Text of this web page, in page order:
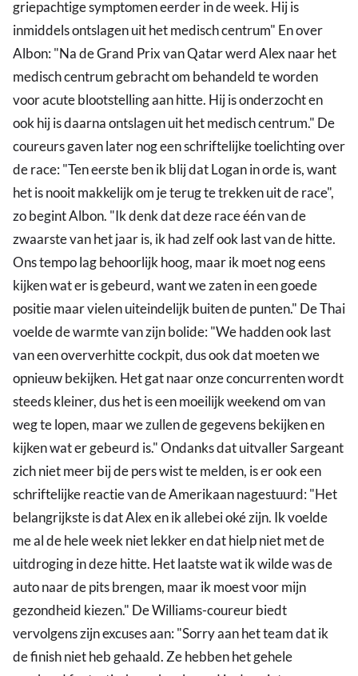
griepachtige symptomen eerder in de week. Hij is
inmiddels ontslagen uit het medisch centrum" En over
Albon: "Na de Grand Prix van Qatar werd Alex naar het
medisch centrum gebracht om behandeld te worden
voor acute blootstelling aan hitte. Hij is onderzocht en
ook hij is daarna ontslagen uit het medisch centrum." De
coureurs gaven later nog een schriftelijke toelichting over
de race: "Ten eerste ben ik blij dat Logan in orde is, want
het is nooit makkelijk om je terug te trekken uit de race",
zo begint Albon. "Ik denk dat deze race één van de
zwaarste van het jaar is, ik had zelf ook last van de hitte.
Ons tempo lag behoorlijk hoog, maar ik moet nog eens
kijken wat er is gebeurd, want we zaten in een goede
positie maar vielen uiteindelijk buiten de punten." De Thai
voelde de warmte van zijn bolide: "We hadden ook last
van een oververhitte cockpit, dus ook dat moeten we
opnieuw bekijken. Het gat naar onze concurrenten wordt
steeds kleiner, dus het is een moeilijk weekend om van
weg te lopen, maar we zullen de gegevens bekijken en
kijken wat er gebeurd is." Ondanks dat uitvaller Sargeant
zich niet meer bij de pers wist te melden, is er ook een
schriftelijke reactie van de Amerikaan nagestuurd: "Het
belangrijkste is dat Alex en ik allebei oké zijn. Ik voelde
me al de hele week niet lekker en dat hielp niet met de
uitdroging in deze hitte. Het laatste wat ik wilde was de
auto naar de pits brengen, maar ik moest voor mijn
gezondheid kiezen." De Williams-coureur biedt
vervolgens zijn excuses aan: "Sorry aan het team dat ik
de finish niet heb gehaald. Ze hebben het gehele